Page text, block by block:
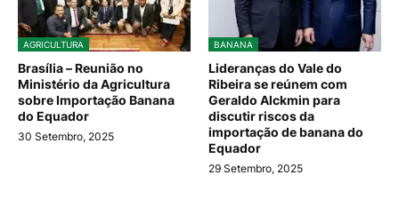
AGRICULTURA
Brasília – Reunião no
Ministério da Agricultura
sobre Importação Banana
do Equador
30 Setembro, 2025
BANANA
Lideranças do Vale do
Ribeira se reúnem com
Geraldo Alckmin para
discutir riscos da
importação de banana do
Equador
29 Setembro, 2025